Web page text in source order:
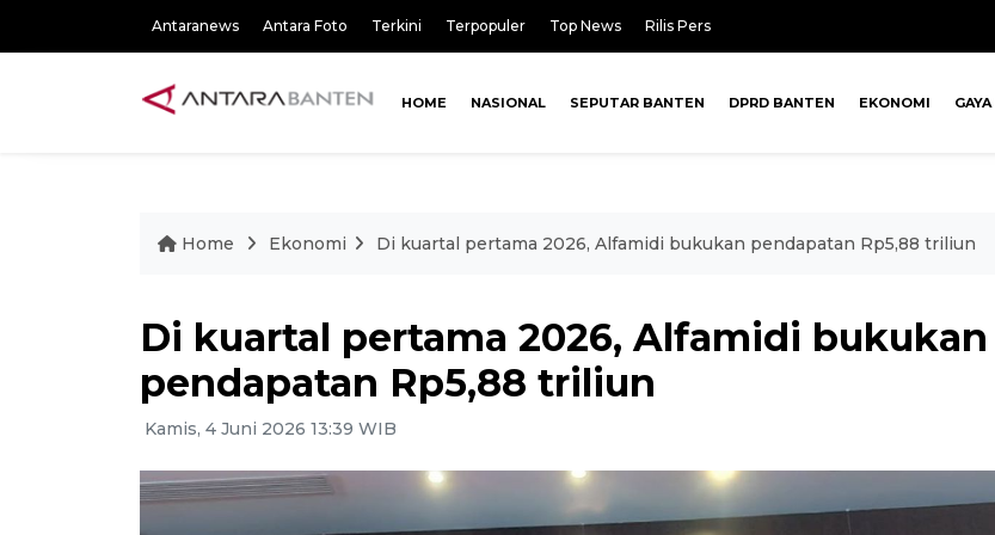
Antaranews Antara Foto Terkini Terpopuler Top News Rilis Pers
HOME NASIONAL SEPUTAR BANTEN DPRD BANTEN EKONOMI
Home Ekonomi Di kuartal pertama 2026, Alfamidi bukukan pendapatan Rp5,88 triliun
Di kuartal pertama 2026, Alfamidi bukukan
pendapatan Rp5,88 triliun
Kamis, 4 Juni 2026 13:39 WIB